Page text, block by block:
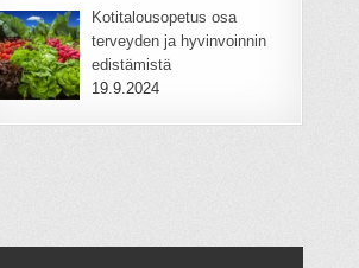
Kotitalousopetus osa
terveyden ja hyvinvoinnin
edistämistä
19.9.2024